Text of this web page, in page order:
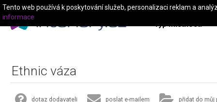
Typ místnosti
Ethnic váza
dotaz dodavateli poslat e-mailem přidat do můj
Tento web používá k poskytování služeb, personalizaci reklam a
informace